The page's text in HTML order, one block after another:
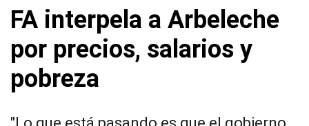
FA interpela a Arbeleche
por precios, salarios y
pobreza